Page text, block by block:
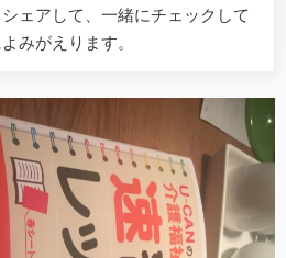
ェアして、一緒にチェックして
みがえります。